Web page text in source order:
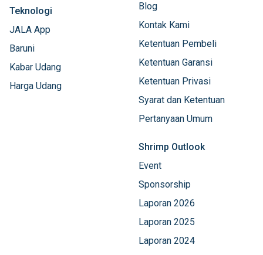
Teknologi
JALA App
Baruni
Kabar Udang
Harga Udang
Blog
Kontak Kami
Ketentuan Pembeli
Ketentuan Garansi
Ketentuan Privasi
Syarat dan Ketentuan
Pertanyaan Umum
Shrimp Outlook
Event
Sponsorship
Laporan 2026
Laporan 2025
Laporan 2024